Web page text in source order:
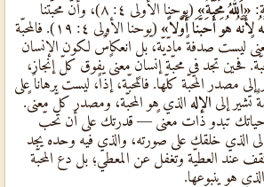
«اَللهُ مَحَبَّةٌ»
(يوحنا الأولى ٤: ٨)، وأنّ محبّتنا
لأَنَّهُ هُوَ أَحَبَّنَا أَوَّلاً»
(يوحنا الأولى ٤: ١٩). فالمحبّة
ليست صدفةً مادّيّة، بل انعكاسٌ لكون الإنسان
فحين تجد في محبّة إنسانٍ معنىً يفوق كلّ إنجاز،
مصدر المحبّة كلّها. فالمحبّة، إذاً، ليست برهاناً على
تشير إلى الإله الذي هو المحبّة، ومصدر كلّ معنىً.
حياتك تبدو ذات معنىً — قدرتك على أن تحبّ
الذي خلقك على صورته، والذي فيه وحده يجد
تقف عند العطيّة وتغفل عن المعطي؛ بل دع المحبّة
الذي هو ينبوعها.